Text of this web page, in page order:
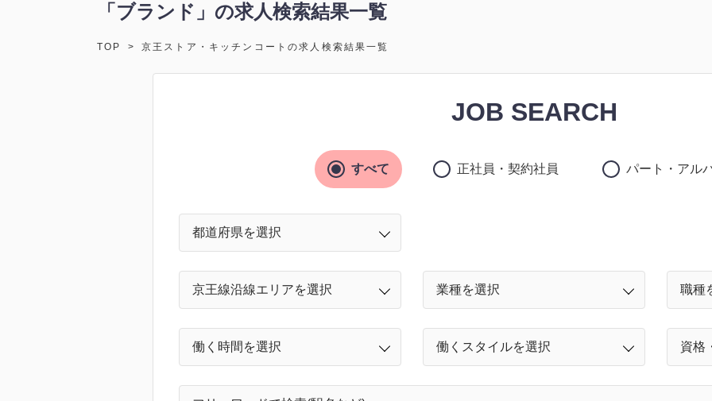
「ブランド」の求人検索結果一覧
TOP > 京王ストア・キッチンコートの求人検索結果一覧
JOB SEARCH
すべて 正社員・契約社員 パート・アル